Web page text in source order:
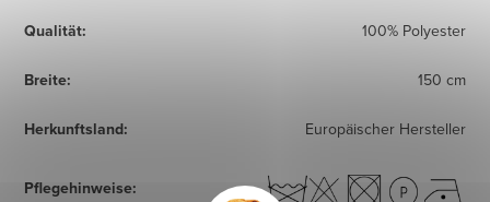
Qualität: 100% Polyester
Breite: 150 cm
Herkunftsland: Europäischer Hersteller
Pflegehinweise: